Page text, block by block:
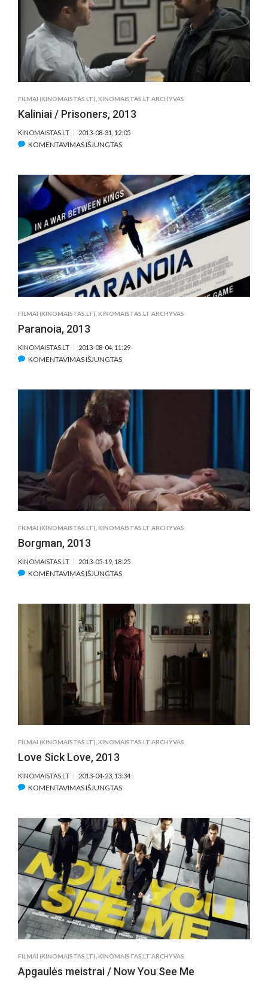
2014
FILMAI (KINOMAISTAS.LT) KINOMAISTAS.LT ARCHYVAS
Kaliniai / Prisoners, 2013
KINOMAISTAS.LT 2013-08-31, 12:05
KOMENTAVIMAS IŠJUNGTASĮRAŠE
PRISONERS,
2013
FILMAI (KINOMAISTAS.LT) KINOMAISTAS.LT ARCHYVAS
Paranoia, 2013
KINOMAISTAS.LT 2013-08-04, 11:29
KOMENTAVIMAS IŠJUNGTASĮRAŠE
FILMAI (KINOMAISTAS.LT) KINOMAISTAS.LT ARCHYVAS
Borgman, 2013
KINOMAISTAS.LT 2013-05-19, 18:25
KOMENTAVIMAS IŠJUNGTASĮRAŠE
FILMAI (KINOMAISTAS.LT) KINOMAISTAS.LT ARCHYVAS
Love Sick Love, 2013
KINOMAISTAS.LT 2013-04-23, 13:34
KOMENTAVIMAS IŠJUNGTASĮRAŠE
LOVE,
2013
FILMAI (KINOMAISTAS.LT) KINOMAISTAS.LT ARCHYVAS
Apgaulės meistrai / Now You See Me